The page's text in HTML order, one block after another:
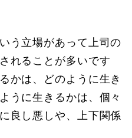
う立場があって上司の
れることが多いです
かは、どのように生き
うに生きるかは、個々
良し悪しや、上下関係